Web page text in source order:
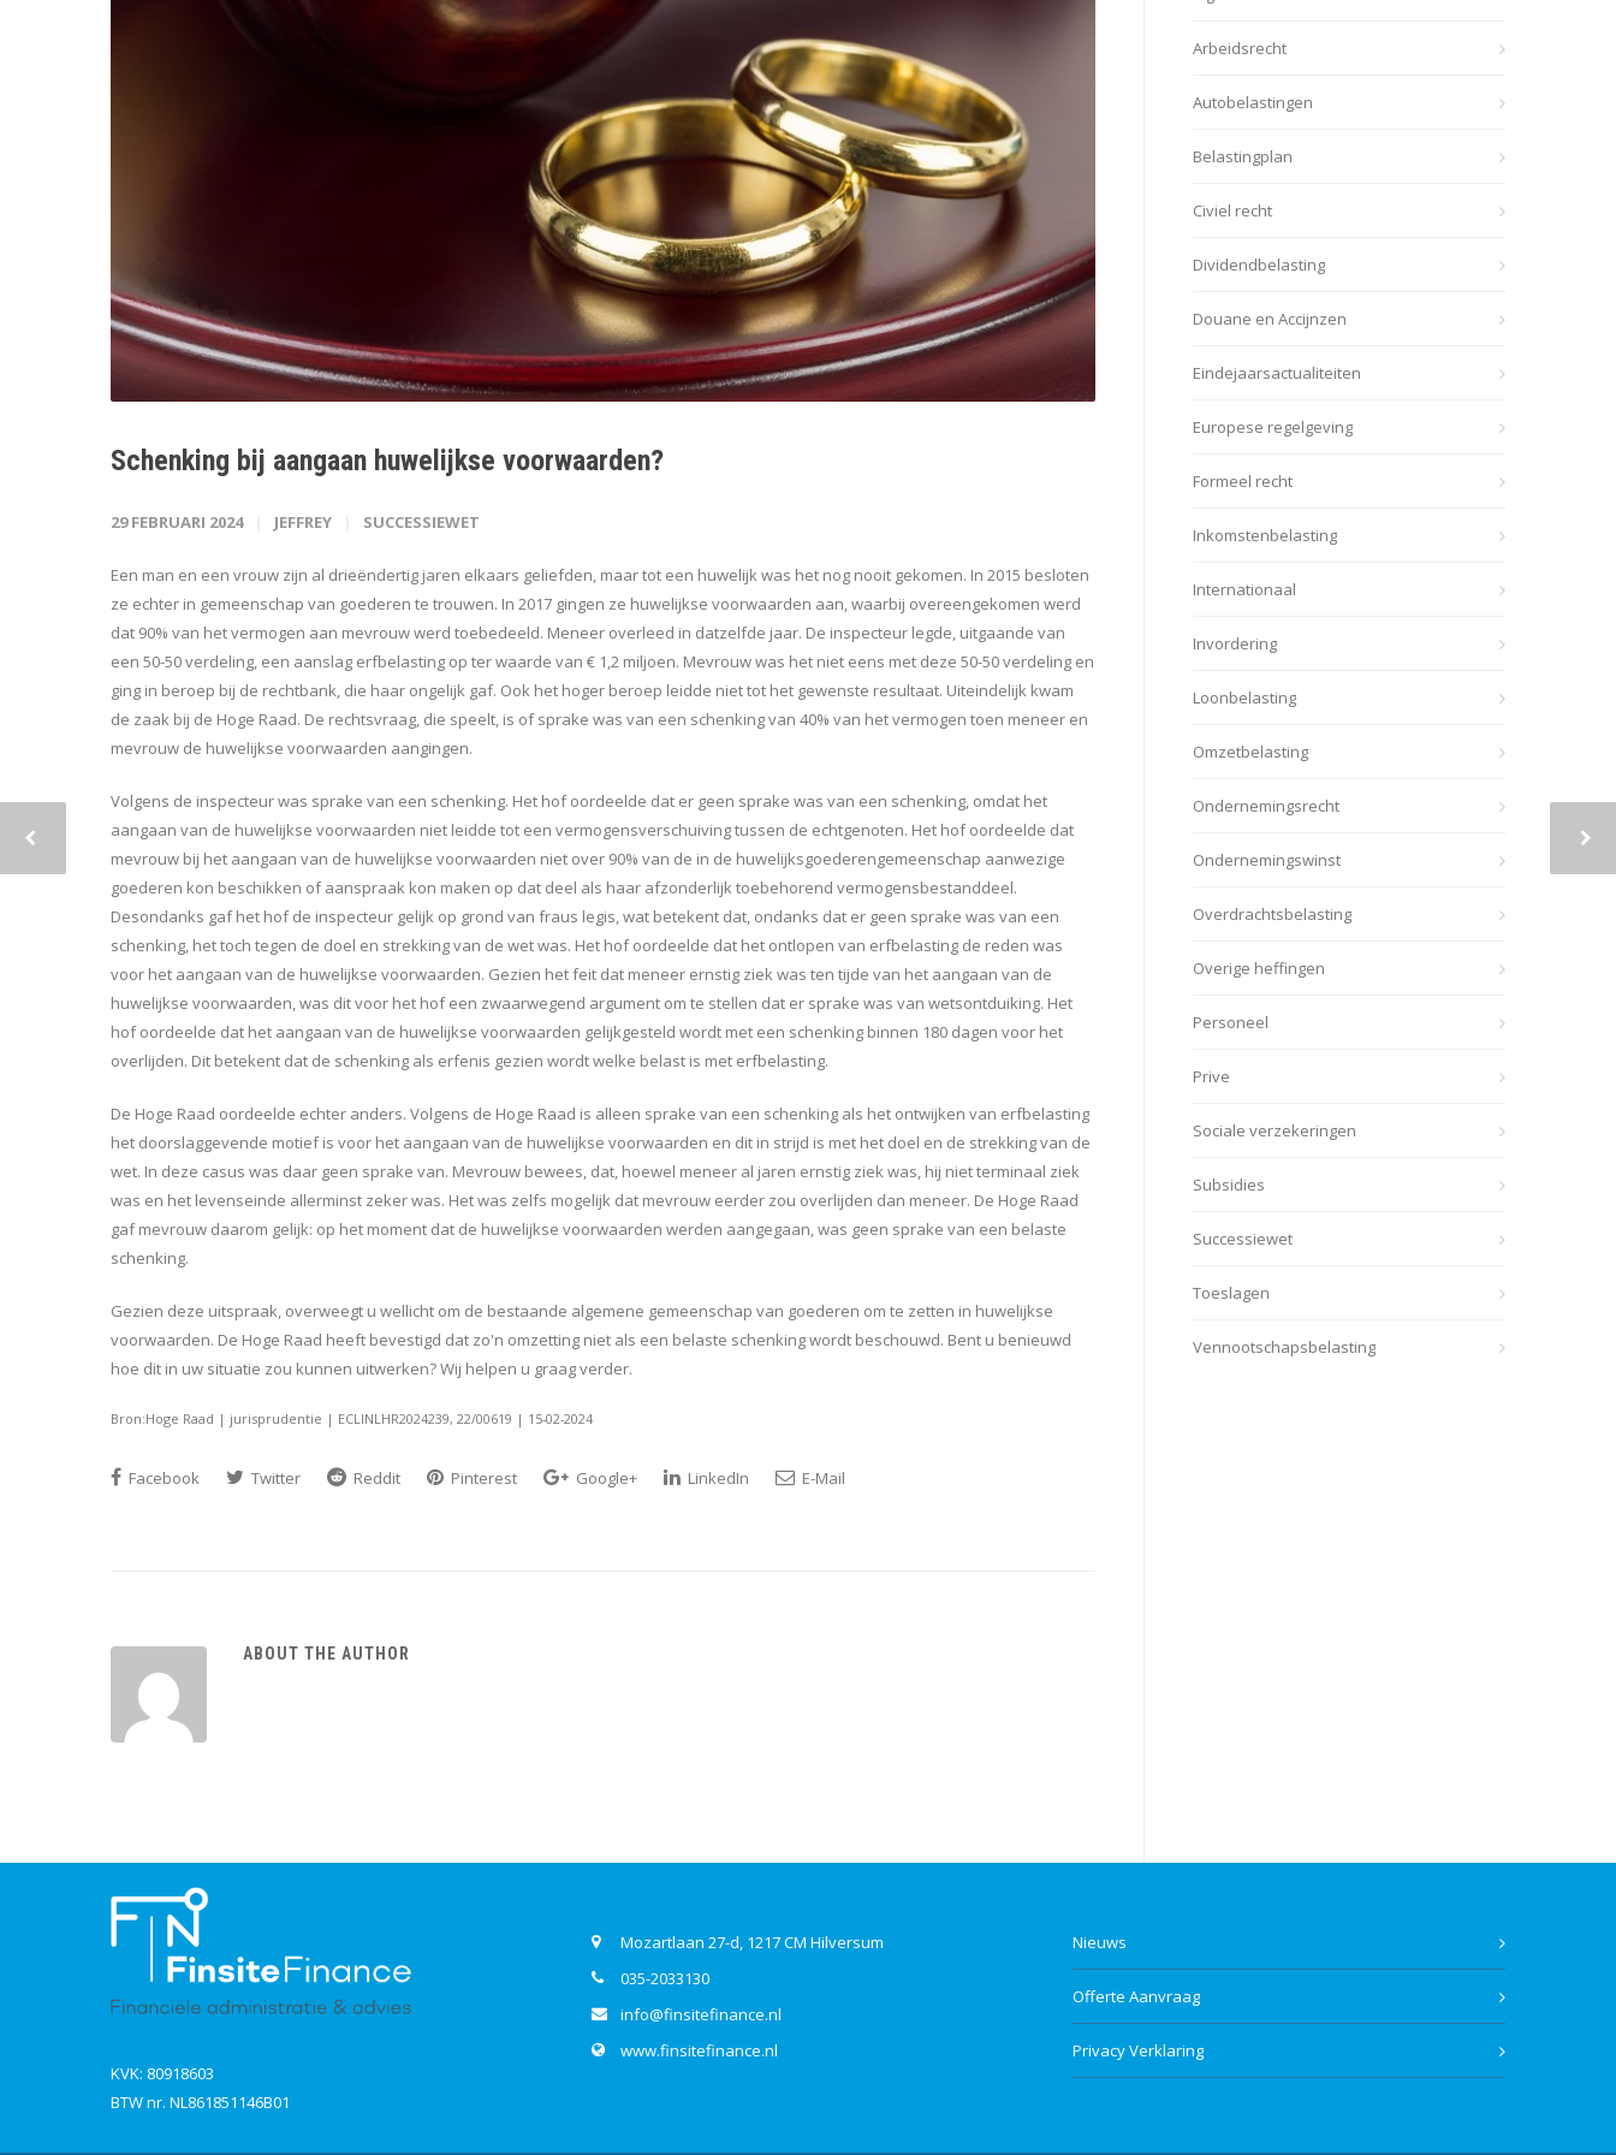
Schenking bij aangaan huwelijkse voorwaarden?
29 FEBRUARI 2024 JEFFREY SUCCESSIEWET
Een man en een vrouw zijn al drieëndertig jaren elkaars geliefden, maar tot een huwelijk was het nog nooit gekomen. In 2015 besloten
ze echter in gemeenschap van goederen te trouwen. In 2017 gingen ze huwelijkse voorwaarden aan, waarbij overeengekomen werd
dat 90% van het vermogen aan mevrouw werd toebedeeld. Meneer overleed in datzelfde jaar. De inspecteur legde, uitgaande van
een 50-50 verdeling, een aanslag erfbelasting op ter waarde van € 1,2 miljoen. Mevrouw was het niet eens met deze 50-50 verdeling en
ging in beroep bij de rechtbank, die haar ongelijk gaf. Ook het hoger beroep leidde niet tot het gewenste resultaat. Uiteindelijk kwam
de zaak bij de Hoge Raad. De rechtsvraag, die speelt, is of sprake was van een schenking van 40% van het vermogen toen meneer en
mevrouw de huwelijkse voorwaarden aangingen.
Volgens de inspecteur was sprake van een schenking. Het hof oordeelde dat er geen sprake was van een schenking, omdat het
aangaan van de huwelijkse voorwaarden niet leidde tot een vermogensverschuiving tussen de echtgenoten. Het hof oordeelde dat
mevrouw bij het aangaan van de huwelijkse voorwaarden niet over 90% van de in de huwelijksgoederengemeenschap aanwezige
goederen kon beschikken of aanspraak kon maken op dat deel als haar afzonderlijk toebehorend vermogensbestanddeel.
Desondanks gaf het hof de inspecteur gelijk op grond van fraus legis, wat betekent dat, ondanks dat er geen sprake was van een
schenking, het toch tegen de doel en strekking van de wet was. Het hof oordeelde dat het ontlopen van erfbelasting de reden was
voor het aangaan van de huwelijkse voorwaarden. Gezien het feit dat meneer ernstig ziek was ten tijde van het aangaan van de
huwelijkse voorwaarden, was dit voor het hof een zwaarwegend argument om te stellen dat er sprake was van wetsontduiking. Het
hof oordeelde dat het aangaan van de huwelijkse voorwaarden gelijkgesteld wordt met een schenking binnen 180 dagen voor het
overlijden. Dit betekent dat de schenking als erfenis gezien wordt welke belast is met erfbelasting.
De Hoge Raad oordeelde echter anders. Volgens de Hoge Raad is alleen sprake van een schenking als het ontwijken van erfbelasting
het doorslaggevende motief is voor het aangaan van de huwelijkse voorwaarden en dit in strijd is met het doel en de strekking van de
wet. In deze casus was daar geen sprake van. Mevrouw bewees, dat, hoewel meneer al jaren ernstig ziek was, hij niet terminaal ziek
was en het levenseinde allerminst zeker was. Het was zelfs mogelijk dat mevrouw eerder zou overlijden dan meneer. De Hoge Raad
gaf mevrouw daarom gelijk: op het moment dat de huwelijkse voorwaarden werden aangegaan, was geen sprake van een belaste
schenking.
Gezien deze uitspraak, overweegt u wellicht om de bestaande algemene gemeenschap van goederen om te zetten in huwelijkse
voorwaarden. De Hoge Raad heeft bevestigd dat zo'n omzetting niet als een belaste schenking wordt beschouwd. Bent u benieuwd
hoe dit in uw situatie zou kunnen uitwerken? Wij helpen u graag verder.
Bron:Hoge Raad | jurisprudentie | ECLINLHR2024239, 22/00619 | 15-02-2024
Facebook Twitter Reddit Pinterest Google+ LinkedIn E-Mail
ABOUT THE AUTHOR
Arbeidsrecht
Autobelastingen
Belastingplan
Civiel recht
Dividendbelasting
Douane en Accijnzen
Eindejaarsactualiteiten
Europese regelgeving
Formeel recht
Inkomstenbelasting
Internationaal
Invordering
Loonbelasting
Omzetbelasting
Ondernemingsrecht
Ondernemingswinst
Overdrachtsbelasting
Overige heffingen
Personeel
Prive
Sociale verzekeringen
Subsidies
Successiewet
Toeslagen
Vennootschapsbelasting
KVK: 80918603
BTW nr. NL861851146B01
Mozartlaan 27-d, 1217 CM Hilversum
035-2033130
info@finsitefinance.nl
www.finsitefinance.nl
Nieuws
Offerte Aanvraag
Privacy Verklaring